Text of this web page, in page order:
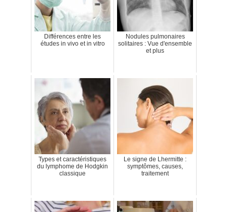
Différences entre les
études in vivo et in vitro
Nodules pulmonaires
solitaires : Vue d'ensemble
et plus
Types et caractéristiques
du lymphome de Hodgkin
classique
Le signe de Lhermitte :
symptômes, causes,
traitement